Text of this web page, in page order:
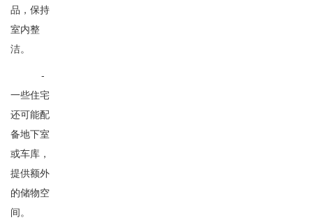
品，保持
室内整
洁。
-
一些住宅
还可能配
备地下室
或车库，
提供额外
的储物空
间。